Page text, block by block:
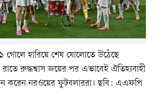
হারিয়ে শেষ ষোলোতে উঠেছে
রুদ্ধশ্বাস জয়ের পর এভাবেই ঐতিহ্যবাহী
করেন নরওয়ের ফুটবলাররা। ছবি: এএফপি